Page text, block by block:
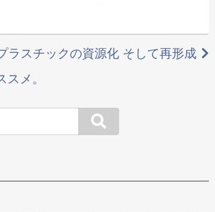
ラスチックの資源化 そして再形成
メ。